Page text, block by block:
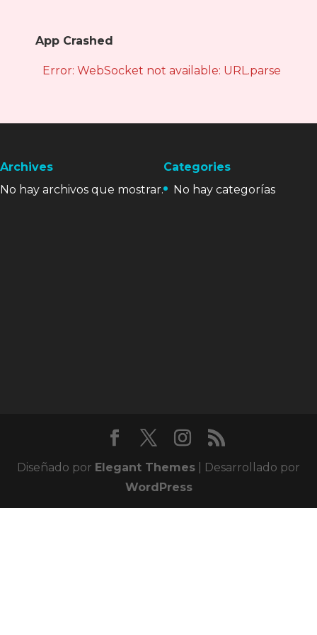
App Crashed
Error: WebSocket not available: URL.parse is
Archives
No hay archivos que mostrar.
Categories
No hay categorías
Diseñado por Elegant Themes | Desarrollado por
WordPress